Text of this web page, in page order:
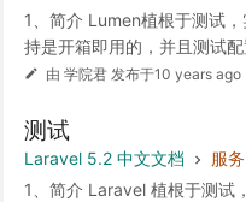
1、简介 Lumen植根于测试
持是开箱即用的，并且测试
由 学院君 发布于10 years ago
测试
Laravel 5.2 中文文档
服务
1、简介 Laravel 植根于测试